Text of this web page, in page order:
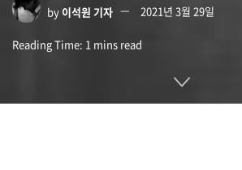
by 이석원 기자 2021년 3월 29일
Reading Time: 1 mins read